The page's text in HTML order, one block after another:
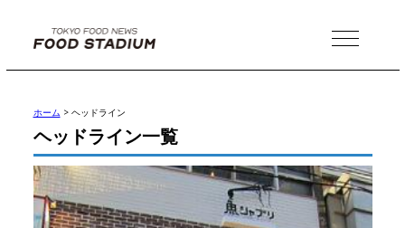
MENU
ホーム > ヘッドライン
ヘッドライン一覧